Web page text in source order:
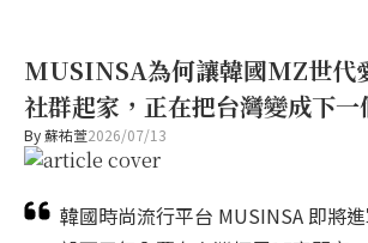
MUSINSA為何讓韓國MZ世代
社群起家，正在把台灣變成下一
By蘇祐萱2026/07/13
韓國時尚流行平台 MUSINSA 即將